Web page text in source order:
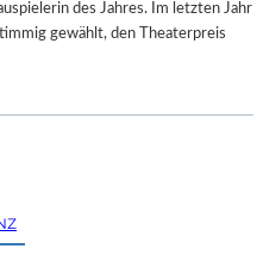
des Jahres. Im letzten Jahr
gewählt, den Theaterpreis